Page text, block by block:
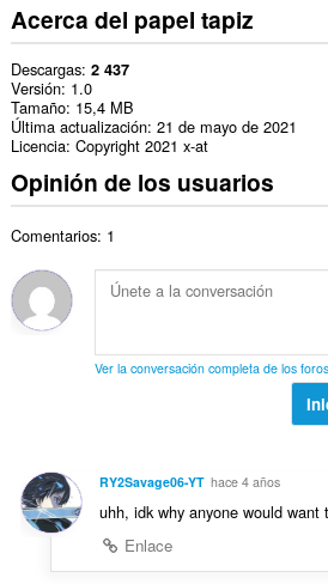
Acerca del papel tapiz
Descargas 2 437
Versión 1.0
Tamaño 15,4 MB
Última actualización 21 de mayo de 2021
Licencia Copyright 2021 x-at
Opinión de los usuarios
Comentarios: 1
Ver la conversación completa de los foros
RY2Savage06-YT hace 4 años
uhh, idk why anyone would want
Enlace